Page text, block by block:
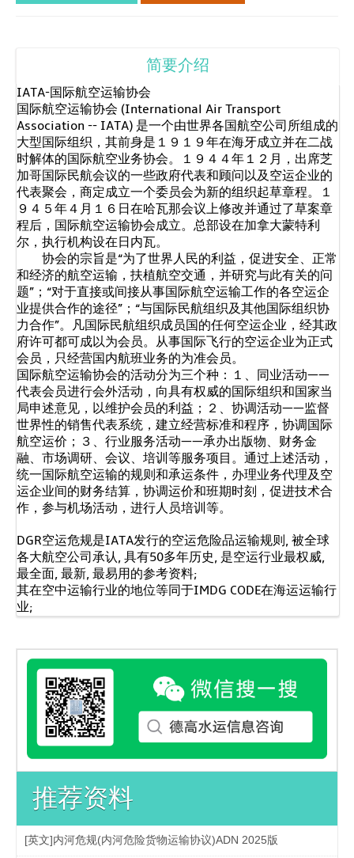
简要介绍
IATA-国际航空运输协会
国际航空运输协会 (International Air Transport
Association -- IATA) 是一个由世界各国航空公司所组成的
大型国际组织，其前身是１９１９年在海牙成立并在二战
时解体的国际航空业务协会。１９４４年１２月，出席芝
加哥国际民航会议的一些政府代表和顾问以及空运企业的
代表聚会，商定成立一个委员会为新的组织起草章程。１
９４５年４月１６日在哈瓦那会议上修改并通过了草案章
程后，国际航空运输协会成立。总部设在加拿大蒙特利
尔，执行机构设在日内瓦。
协会的宗旨是“为了世界人民的利益，促进安全、正常
和经济的航空运输，扶植航空交通，并研究与此有关的问
题”；“对于直接或间接从事国际航空运输工作的各空运企
业提供合作的途径”；“与国际民航组织及其他国际组织协
力合作”。凡国际民航组织成员国的任何空运企业，经其政
府许可都可成以为会员。从事国际飞行的空运企业为正式
会员，只经营国内航班业务的为准会员。
国际航空运输协会的活动分为三个种：１、同业活动——
代表会员进行会外活动，向具有权威的国际组织和国家当
局申述意见，以维护会员的利益；２、协调活动——监督
世界性的销售代表系统，建立经营标准和程序，协调国际
航空运价；３、行业服务活动——承办出版物、财务金
融、市场调研、会议、培训等服务项目。通过上述活动，
统一国际航空运输的规则和承运条件，办理业务代理及空
运企业间的财务结算，协调运价和班期时刻，促进技术合
作，参与机场活动，进行人员培训等。
DGR空运危规是IATA发行的空运危险品运输规则, 被全球
各大航空公司承认, 具有50多年历史, 是空运行业最权威,
最全面, 最新, 最易用的参考资料;
其在空中运输行业的地位等同于IMDG CODE在海运运输行
业;
推荐资料
[英文]内河危规(内河危险货物运输协议)ADN 2025版